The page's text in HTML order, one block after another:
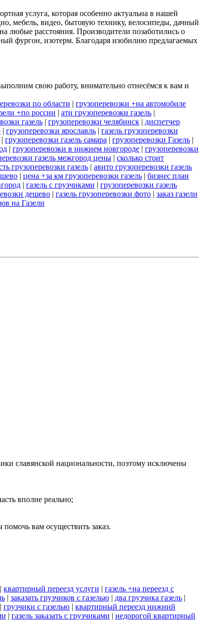
услуга, которая особенно актуальна в нашей
мебель, видео, бытовую технику, велосипеды, дачный
любые расстояния. Производители позаботились о
фургон, изотерм. Благодаря изобилию предлагаемых
свою работу, внимательно отнесёмся к вам и
по области | грузоперевозки +на автомобиле
+по россии | ати грузоперевозки газель |
газель | грузоперевозки челябинск | диспетчер
| грузоперевозки ярославль | газель грузоперевозки
| грузоперевозки газель самара | грузоперевозки Газель |
| грузоперевозки в нижнем новгороде | грузоперевозки
газель межгород цены | сколько стоит
грузоперевозки газель | авито грузоперевозки газель
| цена +за км грузоперевозки газель | бизнес план
| газель с грузчиками | грузоперевозки газель
дешево | газель грузоперевозки фото | заказ газели
на Газели
славянской национальности, поэтому исключены
вполне реально;
вам осуществить заказ.
| квартирный переезд услуги | газель +на переезд с
| заказать грузчиков с газелью | два грузчика газель |
| грузчики с газелью | квартирный переезд нижний
| газель заказать с грузчиками | недорогой квартирный